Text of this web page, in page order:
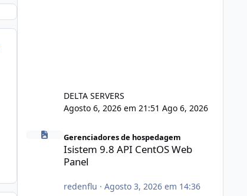
DELTA SERVERS
Agosto 6, 2026 em 21:51 Ago 6, 2026
Isistem 9.8 API CentOS Web Panel
Gerenciadores de hospedagem
Isistem 9.8 API CentOS Web
Panel
redenflu · Agosto 3, 2026 em 14:36